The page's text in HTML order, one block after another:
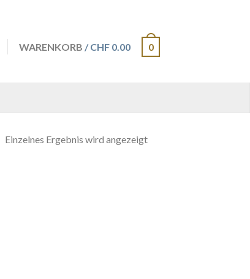
WARENKORB / CHF 0.00 0
Einzelnes Ergebnis wird angezeigt